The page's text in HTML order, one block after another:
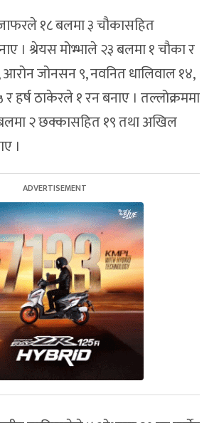
१८ बलमा ३ चौकासहित
। श्रेयस मोभ्भाले २३ बलमा १ चौका र
जोनसन ९, नवनित धालिवाल १४,
हर्ष ठाकेरले १ रन बनाए । तल्लोक्रममा
२ छक्कासहित १९ तथा अखिल
।